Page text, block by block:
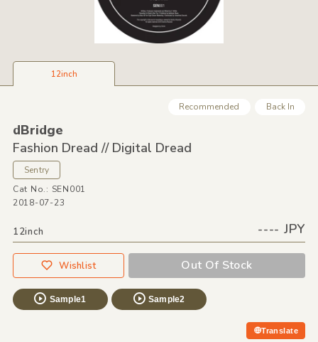
12inch
Recommended Back In
dBridge
Fashion Dread //Digital Dread
Sentry
Cat No.: SEN001
2018-07-23
12inch ---- JPY
Wishlist Out Of Stock
Sample1 Sample2
Translate